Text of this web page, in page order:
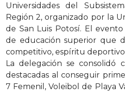
Universidades del
Región 2, organizado por la
de San Luis Potosí. El
de educación superior que
competitivo, espíritu
La delegación se consolidó
destacadas al conseguir
7 Femenil, Voleibol de Playa